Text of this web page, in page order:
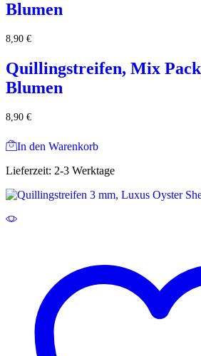
Blumen
8,90 €
Quillingstreifen, Mix
Blumen
8,90 €
In den Warenkorb
Lieferzeit: 2-3 Werktage